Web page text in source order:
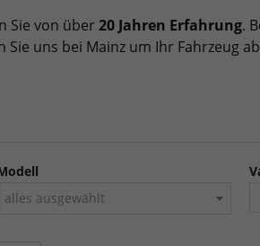
Sie von über 20 Jahren Erfahrung.
uns bei Mainz um Ihr Fahrzeug
alles ausgewählt